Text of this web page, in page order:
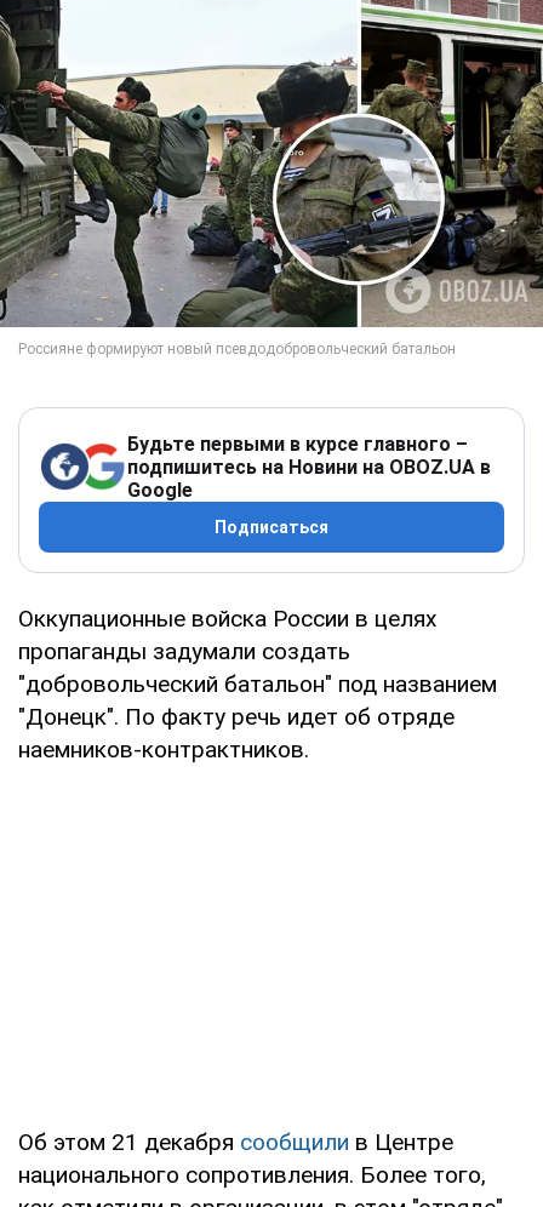
Будьте первыми в курсе главного –
подпишитесь на Новини на OBOZ.UA в
Google
Подписаться
Оккупационные войска России в целях
пропаганды задумали создать
"добровольческий батальон" под названием
"Донецк". По факту речь идет об отряде
наемников-контрактников.
Об этом 21 декабря сообщили в Центре
национального сопротивления. Более того,